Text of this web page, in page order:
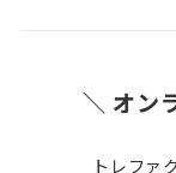
＼ オン
トレファ